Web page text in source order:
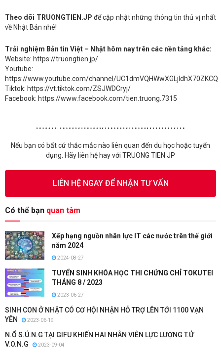
Theo dõi TRUONGTIEN.JP để cập nhật những thông tin thú vị nhất
về Nhật Bản nhé!
Trải nghiệm Bản tin Việt – Nhật hôm nay trên các nền tảng khác:
Website: https://truongtien.jp/
Youtube:
https://www.youtube.com/channel/UC1dmVQHWwXGLjldhX70ZKCQ
Tiktok: https://vt.tiktok.com/ZSJWDCryj/
Facebook: https://www.facebook.com/tien.truong.7315
Nếu bạn có bất cứ thắc mắc nào liên quan đến du học hoặc tuyển
dụng. Hãy liên hệ hay với TRUONG TIEN JP
LIÊN HỆ NGAY ĐỂ NHẬN TƯ VẤN
Có thể bạn quan tâm
Xếp hạng nguồn nhân lực IT các nước trên thế giới
năm 2024
2024-08-27
TUYỂN SINH KHÓA HỌC THI CHỨNG CHỈ TOKUTEI
THÁNG 8 / 2023
2023-06-27
SINH CON Ở NHẬT CÓ CƠ HỘI NHẬN HỖ TRỢ LÊN TỚI 1100 VẠN
YÊN
2023-06-19
N.Ổ S.Ú.N.G TẠI GIFU KHIẾN HAI NHÂN VIÊN LỰC LƯỢNG T.Ử
V.O.N.G
2023-09-04